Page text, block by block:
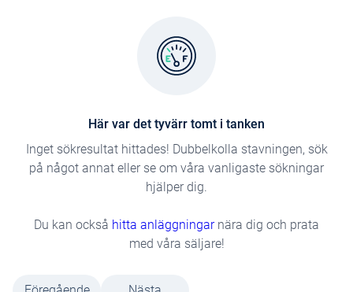
Här var det tyvärr tomt i tanken
Inget sökresultat hittades! Dubbelkolla stavningen, sök
på något annat eller se om våra vanligaste sökningar
hjälper dig.
Du kan också hitta anläggningarnära dig och prata
med våra säljare!